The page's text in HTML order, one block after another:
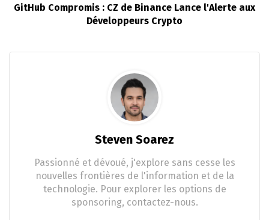
GitHub Compromis : CZ de Binance Lance l'Alerte aux
Développeurs Crypto
Steven Soarez
Passionné et dévoué, j'explore sans cesse les
nouvelles frontières de l'information et de la
technologie. Pour explorer les options de
sponsoring, contactez-nous.